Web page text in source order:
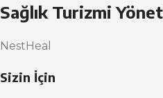
Sağlık Turizmi
NestHeal
Sizin İçin